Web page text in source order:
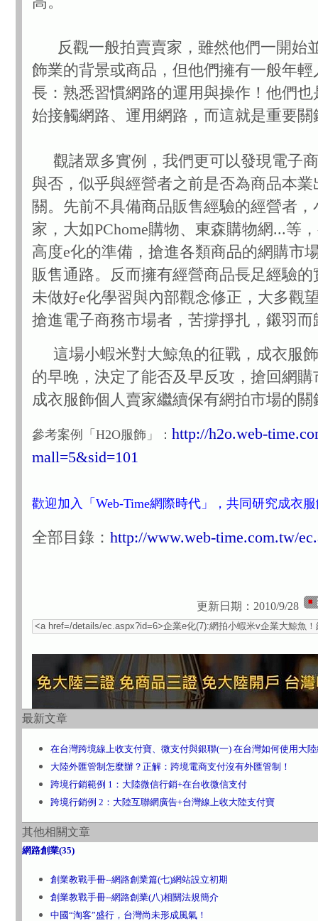
反觀一般拍賣賣家，雖然他們一開始
飾業的背景或商品，但他們擁有一般年輕
長：熟悉習慣網路的運用與操作！他們也
始接觸網路、運用網路，而這就是重要關
觀諸眾多實例，我們更可以發現電子
與否，似乎與經營者之前是否為商品本業
關。先前不具備商品販售經驗的經營者，
家，大如PChome購物、東森購物網...等
高度e化的準備，搶進各類商品的網購市
販售通路。反而擁有經營商品長足經驗的
未做好e化學習與內部觀念修正，大多觀
搶進電子商務市場者，苦撐掙扎，鎩羽而
這場小蝦米對大鯨魚的征戰，成衣服
的早晚，決定了能否及早反攻，搶回網購
成衣服飾個人賣家繼續保有網拍市場的關
參考案例「H2O服飾」： http://h2o.web-
mall=5&sid=101
歡迎加入「Web-Time網際時代」，共同研究成衣
全部目錄： http://www.web-time.com.tw/
更新日期：2010/9/28
最新文章
在台灣跨境線上收支付寶、微支付與銀聯(一) 在台灣如何使用大
大陸外匯管制怎麼辦？正解：跨境電商支付沒有外匯管制！
跨境行銷範例 1：大陸微信行銷+在台收微信支付
跨境行銷例 2：大陸互聯網廣告+台灣線上收大陸支付寶
其他相關文章
網路創業(35)
創業教戰手冊--網路創業篇(七)網站設立初期
創業教戰手冊--網路創業(八)相關法規簡介
中國“淘客”盛行，台灣尚未形成風氣！